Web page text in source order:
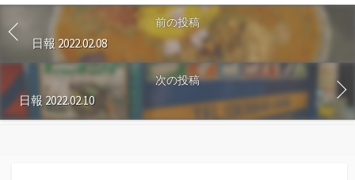
る
前の投稿
日報 2022.02.08
次の投稿
日報 2022.02.10